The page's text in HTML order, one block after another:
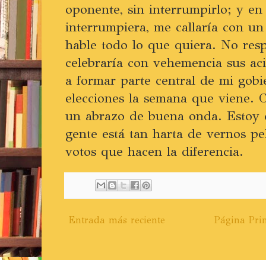
oponente, sin interrumpirlo; y en
interrumpiera, me callaría con
hable todo lo que quiera. No
celebraría con vehemencia sus
a formar parte central de mi
elecciones la semana que viene.
un abrazo de buena onda.
gente está tan harta de vernos
votos que hacen la diferencia.
Entrada más reciente Página